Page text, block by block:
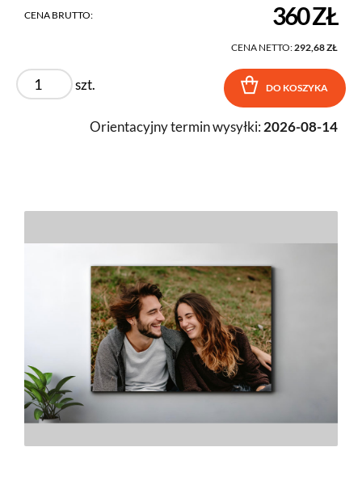
CENA BRUTTO: 360 ZŁ
CENA NETTO:292,68 ZŁ
szt. DO KOSZYKA
Orientacyjny termin wysyłki:2026-08-14